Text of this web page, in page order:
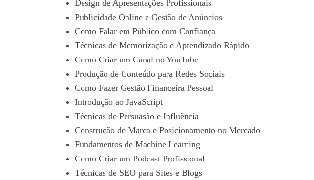
Design de Apresentações Profissionais
Publicidade Online e Gestão de Anúncios
Como Falar em Público com Confiança
Técnicas de Memorização e Aprendizado Rápido
Como Criar um Canal no YouTube
Produção de Conteúdo para Redes Sociais
Como Fazer Gestão Financeira Pessoal
Introdução ao JavaScript
Técnicas de Persuasão e Influência
Construção de Marca e Posicionamento no Mercado
Fundamentos de Machine Learning
Como Criar um Podcast Profissional
Técnicas de SEO para Sites e Blogs